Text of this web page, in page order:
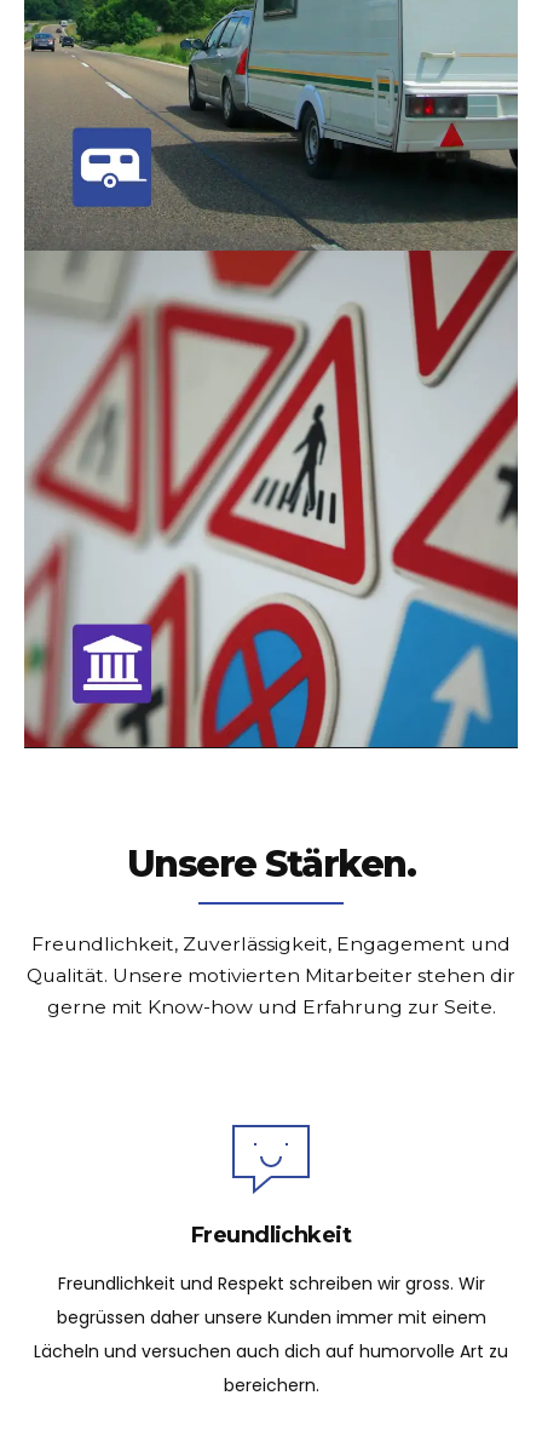
Unsere Stärken.
Freundlichkeit, Zuverlässigkeit, Engagement und
Qualität. Unsere motivierten Mitarbeiter stehen dir
gerne mit Know-how und Erfahrung zur Seite.
Freundlichkeit
Freundlichkeit und Respekt schreiben wir gross. Wir
begrüssen daher unsere Kunden immer mit einem
Lächeln und versuchen auch dich auf humorvolle Art zu
bereichern.